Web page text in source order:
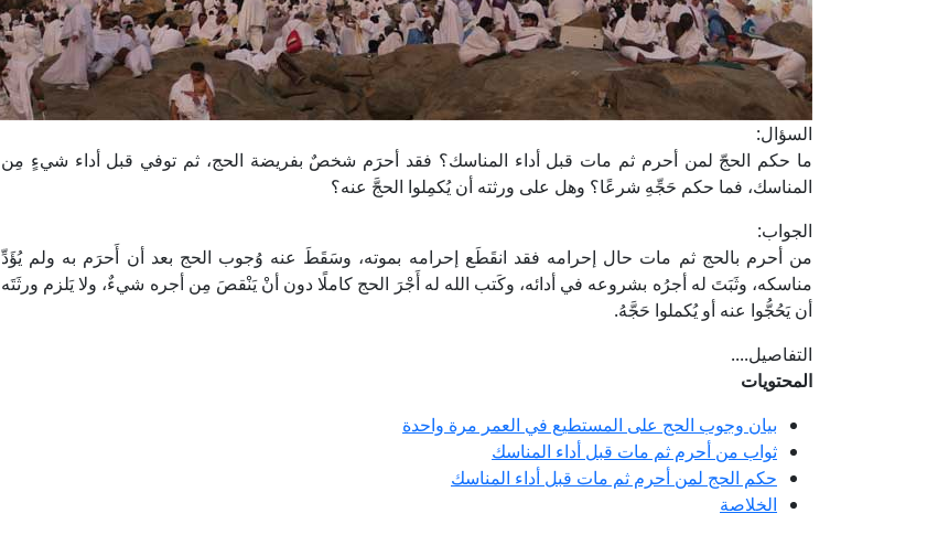
السؤال:
ما حكم الحجّ لمن أحرم ثم مات قبل أداء المناسك؟ فقد أحرَم شخصٌ بفريضة الحج، ثم توفي قبل أداء شيءٍ مِن
المناسك، فما حكم حَجِّهِ شرعًا؟ وهل على ورثته أن يُكمِلوا الحجَّ عنه؟
الجواب:
من أحرم بالحج ثم مات حال إحرامه فقد انقَطَع إحرامه بموته، وسَقَطَ عنه وُجوب الحج بعد أن أَحرَم به ولم يُؤَدِّ
مناسكه، وثَبَتَ له أجرُه بشروعه في أدائه، وكَتب الله له أَجْرَ الحج كاملًا دون أنْ يَنْقصَ مِن أجره شيءٌ، ولا يَلزم ورثَتَه
أن يَحُجُّوا عنه أو يُكملوا حَجَّهُ.
التفاصيل....
المحتويات
بيان وجوب الحج على المستطيع في العمر مرة واحدة
ثواب من أحرم ثم مات قبل أداء المناسك
حكم الحج لمن أحرم ثم مات قبل أداء المناسك
الخلاصة